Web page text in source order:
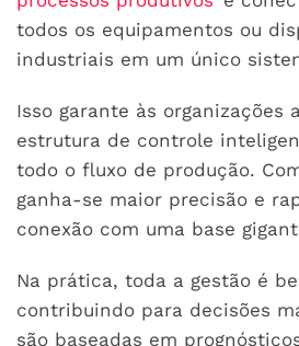
todos os equipamentos ou
industriais em um único
Isso garante às organizações
estrutura de controle
todo o fluxo de produção.
ganha-se maior precisão e
conexão com uma base
Na prática, toda a gestão é
contribuindo para decisões
são baseadas em